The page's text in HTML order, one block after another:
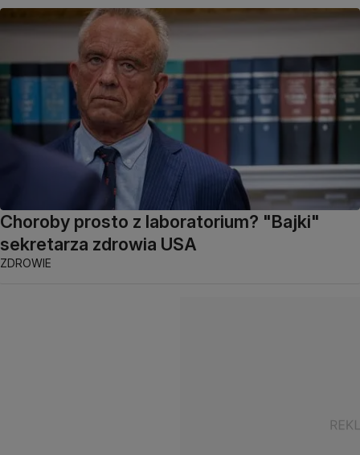
Choroby prosto z laboratorium? "Bajki"
sekretarza zdrowia USA
ZDROWIE